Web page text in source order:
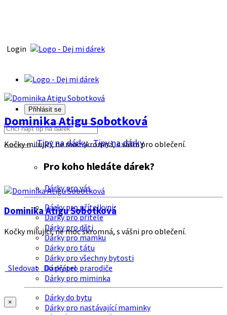
Login
Přihlásit se
Tipy na dárkyTipy na dárky
Pro koho hledáte dárek?
Dárky pro vás
Dárky pro přítelkyni
Dárky pro přítele
Dárky pro děti
Dárky pro mamku
Dárky pro tátu
Dárky pro všechny bytosti
Dárky pro prarodiče
Dárky pro miminka
Dárky do bytu
Dárky pro nastávající maminky
Dominika Atigu Sobotková
Kočky milující, ne moc skromná, s vášni pro oblečení.
Dominika Atigu Sobotková
Kočky milující, ne moc skromná, s vášni pro oblečení.
Sledovat Do přátel
×